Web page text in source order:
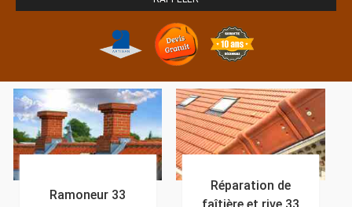
Ramoneur 33
Réparation de